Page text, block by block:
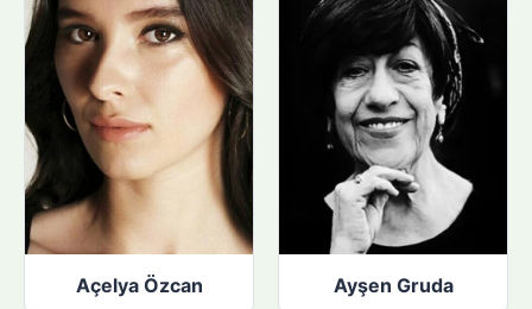
Açelya Özcan Ayşen Gruda